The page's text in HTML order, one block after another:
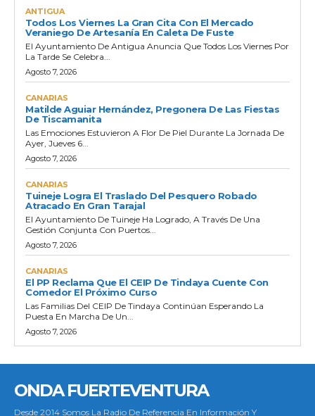
ANTIGUA
Todos Los Viernes La Gran Cita Con El Mercado
Veraniego De Artesanía En Caleta De Fuste
El Ayuntamiento De Antigua Anuncia Que Todos Los Viernes Por
La Tarde Se Celebra...
Agosto 7, 2026
CANARIAS
Matilde Aguiar Hernández, Pregonera De Las Fiestas
De Tiscamanita
Las Emociones Estuvieron A Flor De Piel Durante La Jornada De
Ayer, Jueves 6...
Agosto 7, 2026
CANARIAS
Tuineje Logra El Traslado Del Pesquero Robado
Atracado En Gran Tarajal
El Ayuntamiento De Tuineje Ha Logrado, A Través De Una
Gestión Conjunta Con Puertos...
Agosto 7, 2026
CANARIAS
El PP Reclama Que El CEIP De Tindaya Cuente Con
Comedor El Próximo Curso
Las Familias Del CEIP De Tindaya Continúan Esperando La
Puesta En Marcha De Un...
Agosto 7, 2026
ONDA FUERTEVENTURA
Desde 2014 Somos La Radio De Referencia En Información Y